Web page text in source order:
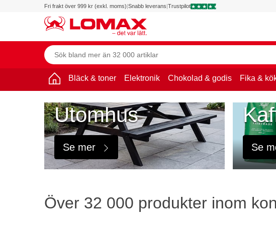
Fri frakt över 999 kr (exkl. moms)|Snabb leverans|Trustpilot
Bläck & toner Elektronik Chokolad & godis Fika &
Utomhus
Se mer Se
Över 32 000 produkter inom